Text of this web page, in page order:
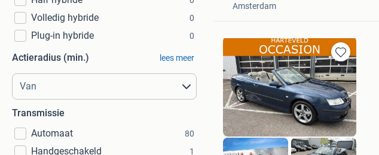
Volledig hybride 0
Plug-in hybride 0
Actieradius (min.) lees meer
Transmissie
Automaat
80
Handgeschakeld 1
Amsterdam
Bewaren
in
Mijn
Favorieten